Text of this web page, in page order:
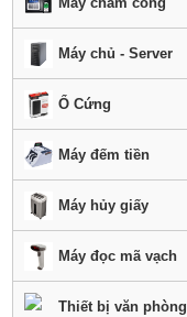
Máy chủ - Server
Ổ Cứng
Máy đếm tiền
Máy hủy giấy
Máy đọc mã vạch
Thiết bị văn phòng